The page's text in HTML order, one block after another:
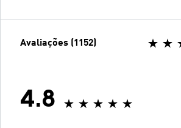
Avaliações (1152)
4.8